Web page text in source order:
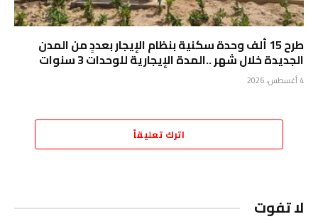
طرح 15 ألف وحدة سكنية بنظام الإيجار بعددٍ من المدن
الجديدة خلال شهر ..المدة الإيجارية للوحدات 3 سنوات
4 أغسطس، 2026
اترك تعليقاً
لا تفوت